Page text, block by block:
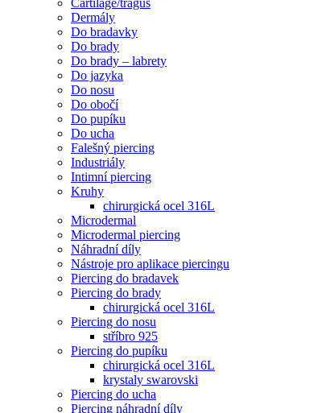
Cartilage/tragus
Dermály
Do bradavky
Do brady
Do brady – labrety
Do jazyka
Do nosu
Do obočí
Do pupíku
Do ucha
Falešný piercing
Industriály
Intimní piercing
Kruhy
chirurgická ocel 316L
Microdermal
Microdermal piercing
Náhradní díly
Nástroje pro aplikace piercingu
Piercing do bradavek
Piercing do brady
chirurgická ocel 316L
Piercing do nosu
stříbro 925
Piercing do pupíku
chirurgická ocel 316L
krystaly swarovski
Piercing do ucha
Piercing náhradní díly